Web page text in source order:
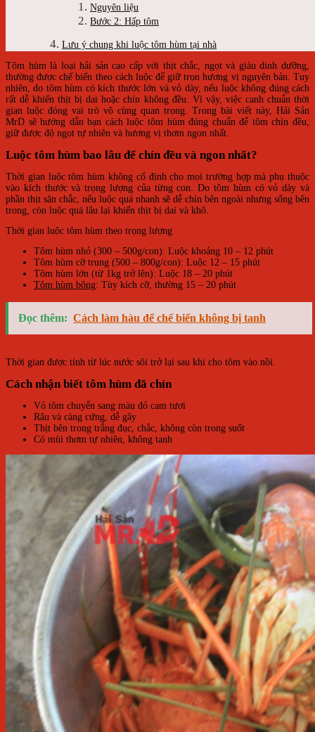
Nguyên liệu
Bước 2: Hấp tôm
Lưu ý chung khi luộc tôm hùm tại nhà
Tôm hùm là loại hải sản cao cấp với thịt chắc, ngọt và giàu dinh dưỡng,
thường được chế biến theo cách luộc để giữ trọn hương vị nguyên bản. Tuy
nhiên, do tôm hùm có kích thước lớn và vỏ dày, nếu luộc không đúng cách
rất dễ khiến thịt bị dai hoặc chín không đều. Vì vậy, việc canh chuẩn thời
gian luộc đóng vai trò vô cùng quan trọng. Trong bài viết này, Hải Sản
MrD sẽ hướng dẫn bạn cách luộc tôm hùm đúng chuẩn để tôm chín đều,
giữ được độ ngọt tự nhiên và hương vị thơm ngon nhất.
Luộc tôm hùm bao lâu để chín đều và ngon nhất?
Thời gian luộc tôm hùm không cố định cho mọi trường hợp mà phụ thuộc
vào kích thước và trọng lượng của từng con. Do tôm hùm có vỏ dày và
phần thịt săn chắc, nếu luộc quá nhanh sẽ dễ chín bên ngoài nhưng sống bên
trong, còn luộc quá lâu lại khiến thịt bị dai và khô.
Thời gian luộc tôm hùm theo trọng lượng
Tôm hùm nhỏ (300 – 500g/con): Luộc khoảng 10 – 12 phút
Tôm hùm cỡ trung (500 – 800g/con): Luộc 12 – 15 phút
Tôm hùm lớn (từ 1kg trở lên): Luộc 18 – 20 phút
Tôm hùm bông: Tùy kích cỡ, thường 15 – 20 phút
Đọc thêm: Cách làm hàu để chế biến không bị tanh
Thời gian được tính từ lúc nước sôi trở lại sau khi cho tôm vào nồi.
Cách nhận biết tôm hùm đã chín
Vỏ tôm chuyển sang màu đỏ cam tươi
Râu và càng cứng, dễ gãy
Thịt bên trong trắng đục, chắc, không còn trong suốt
Có mùi thơm tự nhiên, không tanh